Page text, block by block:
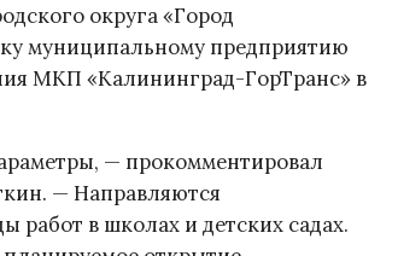
округа «Город
муниципальному предприятию
МКП «Калининград-ГорТранс» в
— прокомментировал
— Направляются
работ в школах и детских садах.